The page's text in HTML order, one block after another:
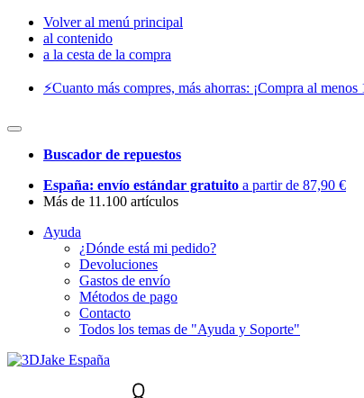
Volver al menú principal
al contenido
a la cesta de la compra
⚡️Cuanto más compres, más ahorras: ¡Compra al
Buscador de repuestos
España: envío estándar gratuito a partir de 87,90 €
Más de 11.100 artículos
Ayuda
¿Dónde está mi pedido?
Devoluciones
Gastos de envío
Métodos de pago
Contacto
Todos los temas de "Ayuda y Soporte"